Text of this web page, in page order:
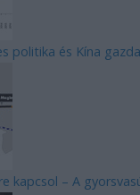
politika és Kína
kapcsol – A